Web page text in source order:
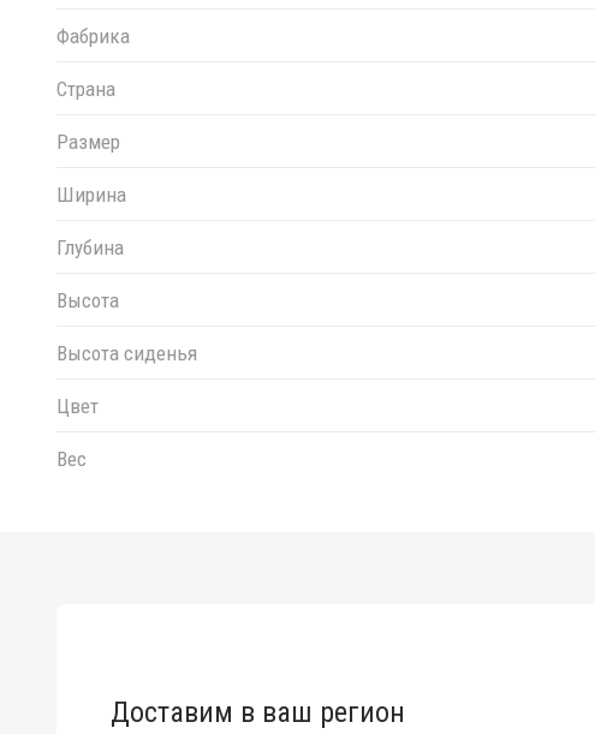
Фабрика
Страна
Размер
Ширина
Глубина
Высота
Высота сиденья
Цвет
Вес
Доставим в ваш регион